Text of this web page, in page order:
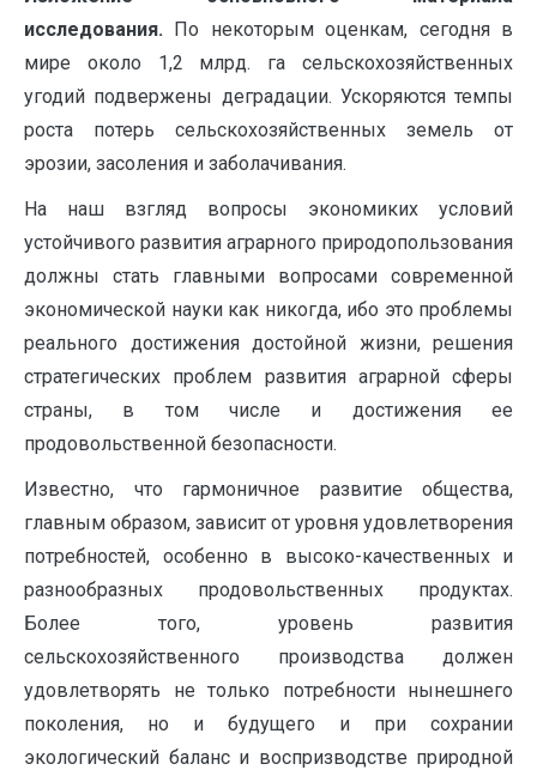
исследования. По некоторым оценкам, сегодня в
мире около 1,2 млрд. га сельскохозяйственных
угодий подвержены деградации. Ускоряются темпы
роста потерь сельскохозяйственных земель от
эрозии, засоления и заболачивания.
На наш взгляд вопросы экономиких условий
устойчивого развития аграрного природопользования
должны стать главными вопросами современной
экономической науки как никогда, ибо это проблемы
реального достижения достойной жизни, решения
стратегических проблем развития аграрной сферы
страны, в том числе и достижения ее
продовольственной безопасности.
Известно, что гармоничное развитие общества,
главным образом, зависит от уровня удовлетворения
потребностей, особенно в высоко-качественных и
разнообразных продовольственных продуктах.
Более того, уровень развития
сельскохозяйственного производства должен
удовлетворять не только потребности нынешнего
поколения, но и будущего и при сохрании
экологический баланс и воспризводстве природной